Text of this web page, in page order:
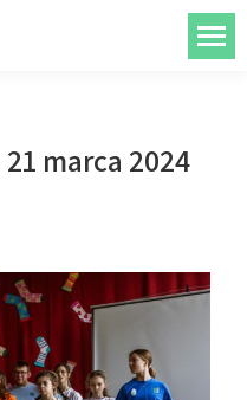
21 marca 2024